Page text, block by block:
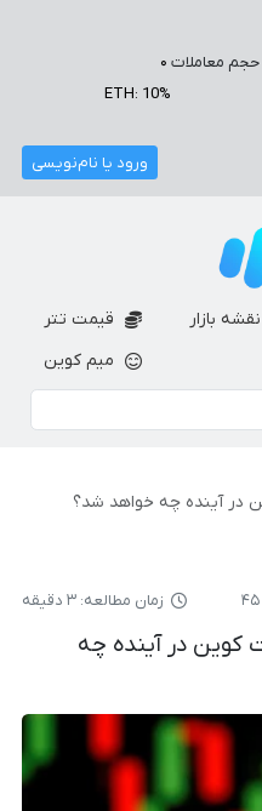
حجم معاملات ۰
ETH: 10%
ورود یا نام‌نویسی
نقشه بازار
قیمت تتر
میم کوین
در آینده چه خواهد شد؟
زمان مطالعه: ۳ دقیقه
کوین در آینده چه